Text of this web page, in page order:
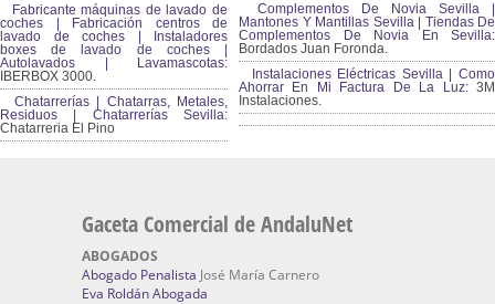
Fabricante máquinas de lavado de
coches | Fabricación centros de
lavado de coches | Instaladores
boxes de lavado de coches |
Autolavados | Lavamascotas:
IBERBOX 3000.
Chatarrerías | Chatarras, Metales,
Residuos | Chatarrerías Sevilla:
Chatarreria El Pino
Complementos De Novia Sevilla |
Mantones Y Mantillas Sevilla | Tiendas De
Complementos De Novia En Sevilla:
Bordados Juan Foronda.
Instalaciones Eléctricas Sevilla | Como
Ahorrar En Mi Factura De La Luz:3M
Instalaciones.
Gaceta Comercial de AndaluNet
ABOGADOS
Abogado Penalista José María Carnero
Eva Roldán Abogada